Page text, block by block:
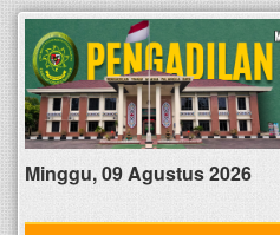
Minggu, 09 Agustus 2026